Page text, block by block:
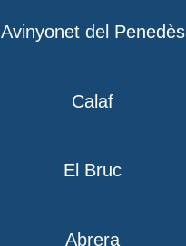
Avinyonet del Penedès
Calaf
El Bruc
Abrera